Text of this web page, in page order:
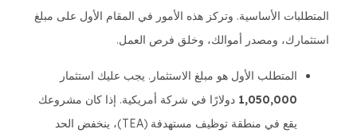
المتطلبات الأساسية. وتركز هذه الأمور في المقام الأول على مبلغ
استثمارك، ومصدر أموالك، وخلق فرص العمل.
المتطلب الأول هو مبلغ الاستثمار. يجب عليك استثمار
1,050,000 دولارًا في شركة أمريكية. إذا كان مشروعك
يقع في منطقة توظيف مستهدفة (TEA)، ينخفض الحد